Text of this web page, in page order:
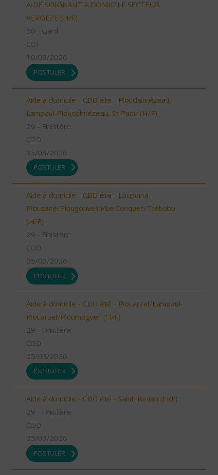
AIDE SOIGNANT A DOMICILE SECTEUR
VERGEZE (H/F)
30 - Gard
CDI
10/03/2026
POSTULER
Aide à domicile - CDD été - Ploudalmézeau,
Lampaul-Ploudalmézeau, St Pabu (H/F)
29 - Finistère
CDD
05/03/2026
POSTULER
Aide à domicile - CDD été - Locmaria-
Plouzané/Plougonvelin/Le Conquet/Trébabu
(H/F)
29 - Finistère
CDD
05/03/2026
POSTULER
Aide à domicile - CDD été - Plouarzel/Lampaul-
Plouarzel/Ploumoguer (H/F)
29 - Finistère
CDD
05/03/2026
POSTULER
Aide à domicile - CDD été - Saint-Renan (H/F)
29 - Finistère
CDD
05/03/2026
POSTULER